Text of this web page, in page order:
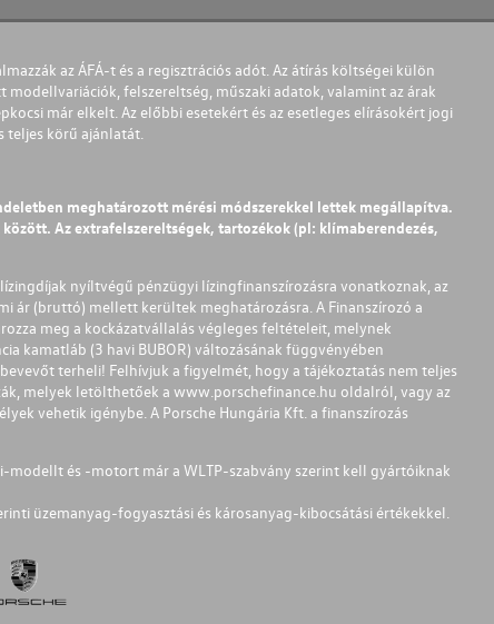
az ÁFÁ-t és a regisztrációs adót. Az átírás költségei külön
felszereltség, műszaki adatok, valamint az árak
már elkelt. Az előbbi esetekért és az esetleges elírásokért jogi
teljes körű ajánlatát.
meghatározott mérési módszerekkel lettek megállapítva.
Az extrafelszereltségek, tartozékok (pl: klímaberendezés,
nyíltvégű pénzügyi lízingfinanszírozásra vonatkoznak, az
(bruttó) mellett kerültek meghatározásra. A Finanszírozó a
meg a kockázatvállalás végleges feltételeit, melynek
kamatláb (3 havi BUBOR) változásának függvényében
terheli! Felhívjuk a figyelmét, hogy a tájékoztatás nem teljes
melyek letölthetőek a www.porschefinance.hu oldalról, vagy az
vehetik igénybe. A Porsche Hungária Kft. a finanszírozás
és -motort már a WLTP-szabvány szerint kell gyártóiknak
üzemanyag-fogyasztási és károsanyag-kibocsátási értékekkel.